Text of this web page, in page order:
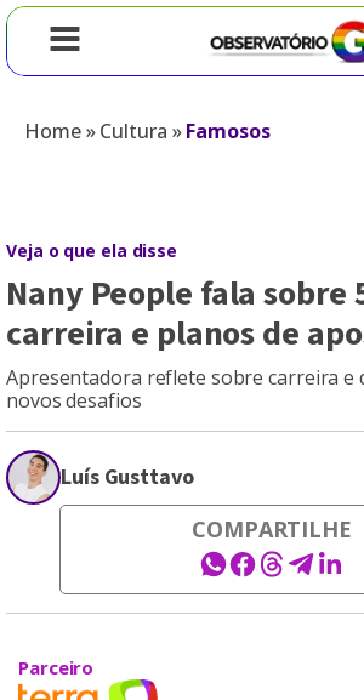
Home»Cultura »Famosos
Veja o que ela disse
Nany People fala sobre
carreira e planos de
Apresentadora reflete sobre carreira e
novos desafios
Luís Gusttavo
COMPARTILHE
Parceiro